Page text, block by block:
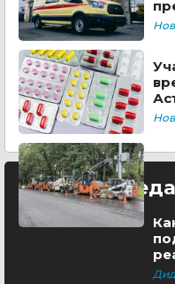
Выбор